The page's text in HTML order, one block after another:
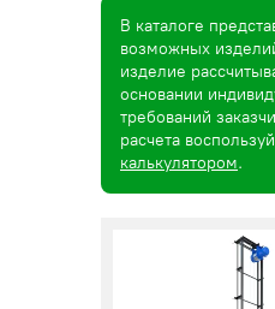
В каталоге
возможных
изделие
основании
требований
расчета
калькулятором.